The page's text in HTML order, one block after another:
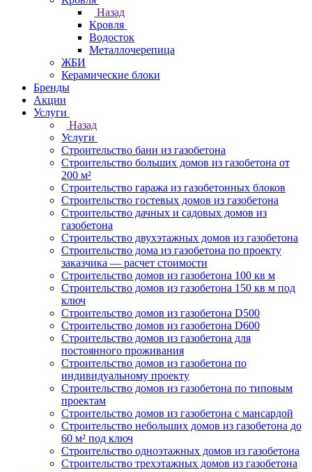
Назад
Кровля
Водосток
Металлочерепица
ЖБИ
Керамические блоки
Бренды
Акции
Услуги
Назад
Услуги
Строительство бани из газобетона
Строительство больших домов из газобетона от
200 м²
Строительство гаража из газобетонных блоков
Строительство гостевых домов из газобетона
Строительство дачных и садовых домов из
газобетона
Строительство двухэтажных домов из газобетона
Строительство дома из газобетона по проекту
заказчика — расчет стоимости
Строительство домов из газобетона 100 кв м
Строительство домов из газобетона 150 кв м под
ключ
Строительство домов из газобетона D500
Строительство домов из газобетона D600
Строительство домов из газобетона для
постоянного проживания
Строительство домов из газобетона по
индивидуальному проекту
Строительство домов из газобетона по типовым
проектам
Строительство домов из газобетона с мансардой
Строительство небольших домов из газобетона до
60 м² под ключ
Строительство одноэтажных домов из газобетона
Строительство трехэтажных домов из газобетона